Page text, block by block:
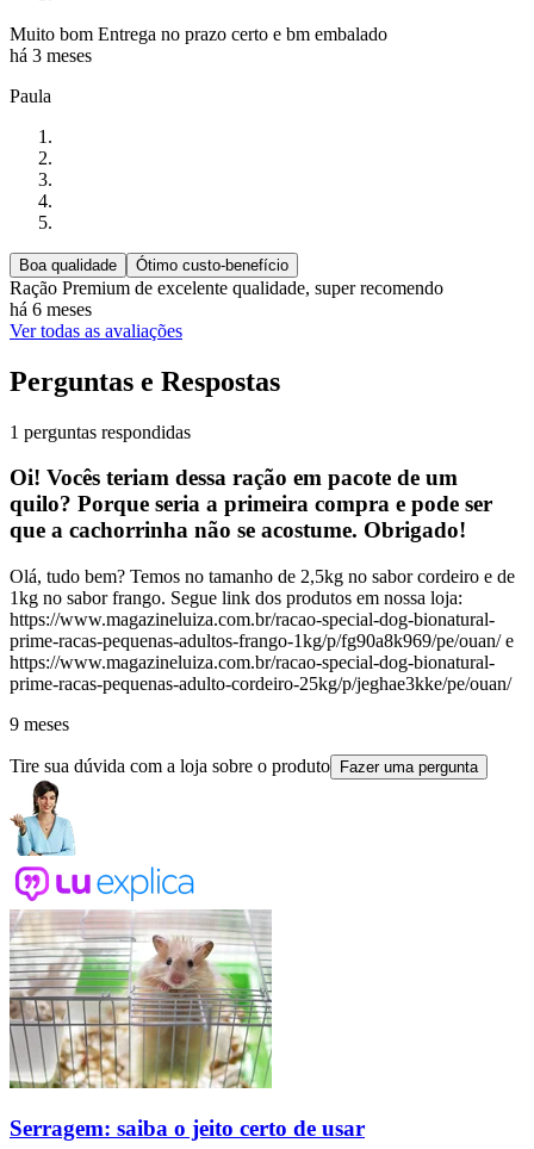
Muito bom Entrega no prazo certo e bm embalado
há 3 meses
Paula
Boa qualidade Ótimo custo-benefício
Ração Premium de excelente qualidade, super recomendo
há 6 meses
Ver todas as avaliações
Perguntas e Respostas
1 perguntas respondidas
Oi! Vocês teriam dessa ração em pacote de um
quilo? Porque seria a primeira compra e pode ser
que a cachorrinha não se acostume. Obrigado!
Olá, tudo bem? Temos no tamanho de 2,5kg no sabor cordeiro e de
1kg no sabor frango. Segue link dos produtos em nossa loja:
https://www.magazineluiza.com.br/racao-special-dog-bionatural-
prime-racas-pequenas-adultos-frango-1kg/p/fg90a8k969/pe/ouan/ e
https://www.magazineluiza.com.br/racao-special-dog-bionatural-
prime-racas-pequenas-adulto-cordeiro-25kg/p/jeghae3kke/pe/ouan/
9 meses
Tire sua dúvida com a loja sobre o produto Fazer uma pergunta
Serragem: saiba o jeito certo de usar